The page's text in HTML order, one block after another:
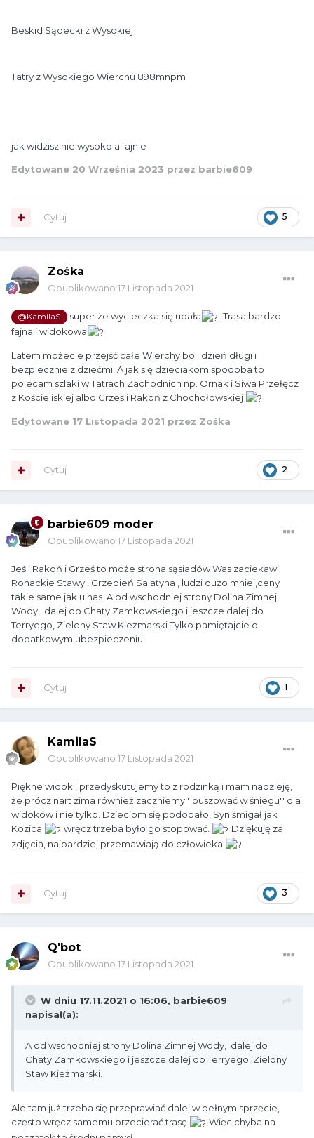
Beskid Sądecki z Wysokiej
Tatry z Wysokiego Wierchu 898mnpm
jak widzisz nie wysoko a fajnie
Edytowane 20 Września 2023 przez barbie609
5
Cytuj
Zośka
Opublikowano 17 Listopada 2021
@KamilaS super że wycieczka się udała
. Trasa bardzo
fajna i widokowa
Latem możecie przejść całe Wierchy bo i dzień długi i
bezpiecznie z dziećmi. A jak się dzieciakom spodoba to
polecam szlaki w Tatrach Zachodnich np. Ornak i Siwa Przełęcz
z Kościeliskiej albo Grześ i Rakoń z Chochołowskiej
Edytowane 17 Listopada 2021 przez Zośka
2
Cytuj
barbie609 moder
Opublikowano 17 Listopada 2021
Jeśli Rakoń i Grześ to może strona sąsiadów Was zaciekawi
Rohackie Stawy , Grzebień Salatyna , ludzi dużo mniej,ceny
takie same jak u nas. A od wschodniej strony Dolina Zimnej
Wody, dalej do Chaty Zamkowskiego i jeszcze dalej do
Terryego, Zielony Staw Kieżmarski.Tylko pamiętajcie o
dodatkowym ubezpieczeniu.
1
Cytuj
KamilaS
Opublikowano 17 Listopada 2021
Piękne widoki, przedyskutujemy to z rodzinką i mam nadzieję,
że prócz nart zima również zaczniemy ''buszować w śniegu'' dla
widoków i nie tylko. Dzieciom się podobało, Syn śmigał jak
Kozica
wręcz trzeba było go stopować.
Dziękuję za
zdjęcia, najbardziej przemawiają do człowieka
3
Cytuj
Q'bot
Opublikowano 17 Listopada 2021
W dniu 17.11.2021 o 16:06, barbie609
napisał(a):
A od wschodniej strony Dolina Zimnej Wody, dalej do
Chaty Zamkowskiego i jeszcze dalej do Terryego, Zielony
Staw Kieżmarski.
Ale tam już trzeba się przeprawiać dalej w pełnym sprzęcie,
często wręcz samemu przecierać trasę
Więc chyba na